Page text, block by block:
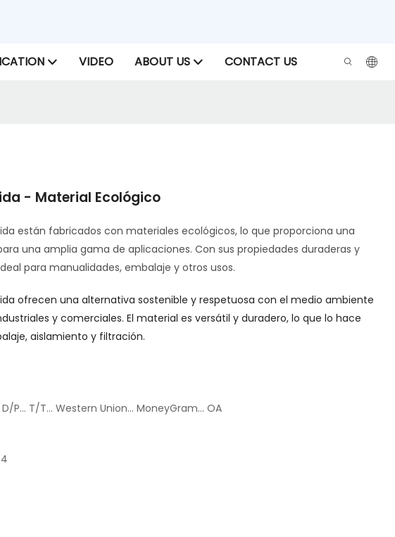
VIDEO ABOUT US CONTACT US
- Material Ecológico
están fabricados con materiales ecológicos, lo que proporciona una
una amplia gama de aplicaciones. Con sus propiedades duraderas y
para manualidades, embalaje y otros usos.
ofrecen una alternativa sostenible y respetuosa con el medio ambiente
y comerciales. El material es versátil y duradero, lo que lo hace
aislamiento y filtración.
D/P... T/T... Western Union... MoneyGram... OA